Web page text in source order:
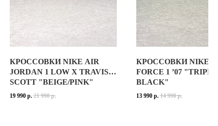
КРОССОВКИ NIKE AIR
JORDAN 1 LOW X TRAVIS
SCOTT "BEIGE/PINK"
19 990 р. 21 990 р.
КРОССОВКИ NIKE
FORCE 1 ’07 "TRIPLE
BLACK"
13 990 р. 14 990 р.
COOKIE - ФАЙЛОВ
ОФЕРТА
Г. ТЮМЕНЬ, УЛ. ЛЕНИНА 63
ЕЖЕДНЕВНО 11:00 - 21:00